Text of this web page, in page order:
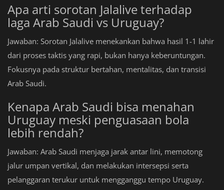
Apa arti sorotan Jalalive terhadap
laga Arab Saudi vs Uruguay?
Jawaban: Sorotan Jalalive menekankan bahwa hasil 1-1 lahir
dari proses taktis yang rapi, bukan hanya keberuntungan.
Fokusnya pada struktur bertahan, mentalitas, dan transisi
Arab Saudi.
Kenapa Arab Saudi bisa menahan
Uruguay meski penguasaan bola
lebih rendah?
Jawaban: Arab Saudi menjaga jarak antar lini, memotong
jalur umpan vertikal, dan melakukan intersepsi serta
pelanggaran terukur untuk mengganggu tempo Uruguay.